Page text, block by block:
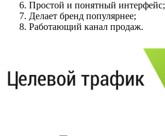
Простой и понятный интерфейс;
Делает бренд популярнее;
Работающий канал продаж.